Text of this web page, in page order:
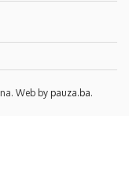
Web by pauza.ba.